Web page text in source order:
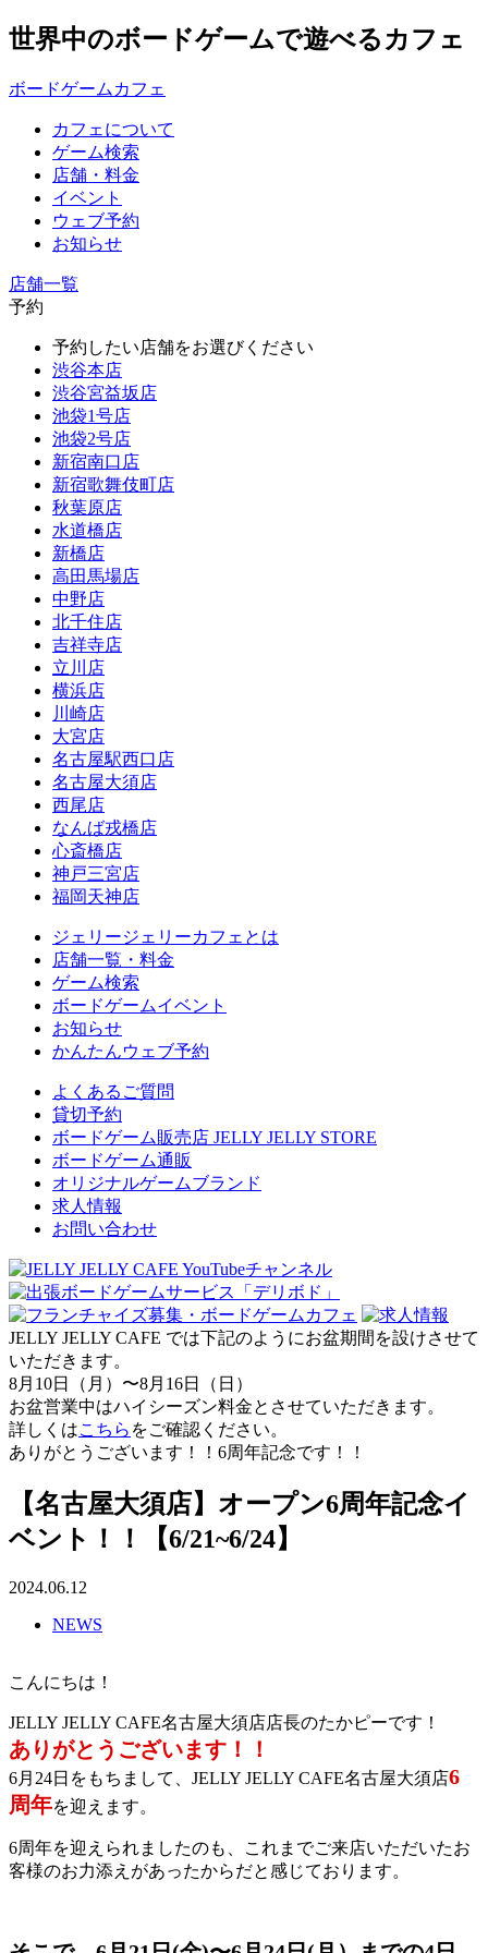
世界中のボードゲームで遊べるカフェ
ボードゲームカフェ
カフェについて
ゲーム検索
店舗・料金
イベント
ウェブ予約
お知らせ
店舗一覧
予約
予約したい店舗をお選びください
渋谷本店
渋谷宮益坂店
池袋1号店
池袋2号店
新宿南口店
新宿歌舞伎町店
秋葉原店
水道橋店
新橋店
高田馬場店
中野店
北千住店
吉祥寺店
立川店
横浜店
川崎店
大宮店
名古屋駅西口店
名古屋大須店
西尾店
なんば戎橋店
心斎橋店
神戸三宮店
福岡天神店
ジェリージェリーカフェとは
店舗一覧・料金
ゲーム検索
ボードゲームイベント
お知らせ
かんたんウェブ予約
よくあるご質問
貸切予約
ボードゲーム販売店 JELLY JELLY STORE
ボードゲーム通販
オリジナルゲームブランド
求人情報
お問い合わせ
JELLY JELLY CAFE では下記のようにお盆期間を設けさせて
いただきます。
8月10日（月）〜8月16日（日）
お盆営業中はハイシーズン料金とさせていただきます。
詳しくはこちら をご確認ください。
ありがとうございます！！6周年記念です！！
【名古屋大須店】オープン6周年記念イ
ベント！！【6/21~6/24】
2024.06.12
NEWS
こんにちは！
JELLY JELLY CAFE名古屋大須店店長のたかピーです！
ありがとうございます！！
6月24日をもちまして、JELLY JELLY CAFE名古屋大須店6
周年を迎えます。
6周年を迎えられましたのも、これまでご来店いただいたお
客様のお力添えがあったからだと感じております。